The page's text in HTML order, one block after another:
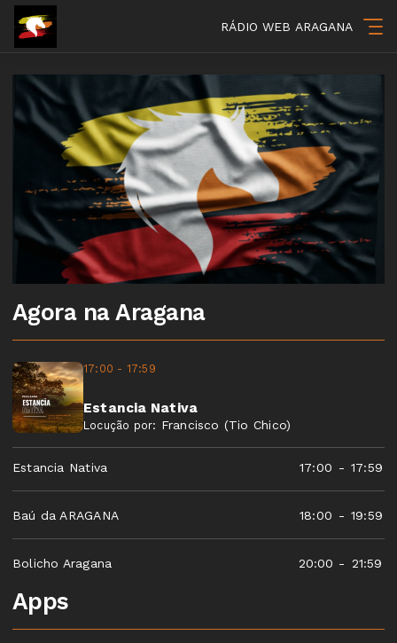
RÁDIO WEB ARAGANA
Agora na Aragana
17:00 - 17:59
Estancia Nativa
Locução por: Francisco (Tio Chico)
Estancia Nativa 17:00 - 17:59
Baú da ARAGANA 18:00 - 19:59
Bolicho Aragana 20:00 - 21:59
Apps